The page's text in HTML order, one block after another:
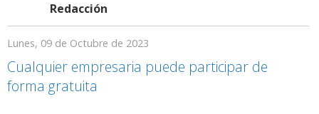
Redacción
Lunes, 09 de Octubre de 2023
Cualquier empresaria puede participar de
forma gratuita